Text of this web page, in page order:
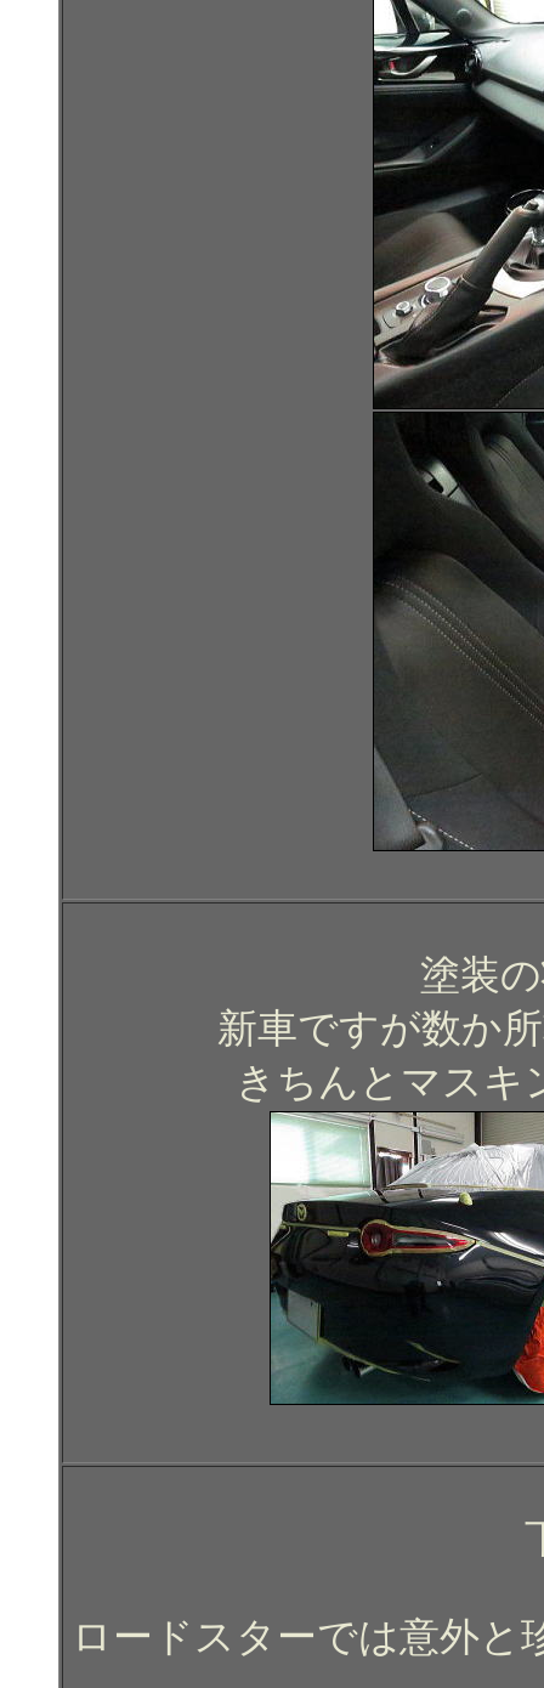
塗装
新車ですが数か
きちんとマスキ
ロードスターでは意外